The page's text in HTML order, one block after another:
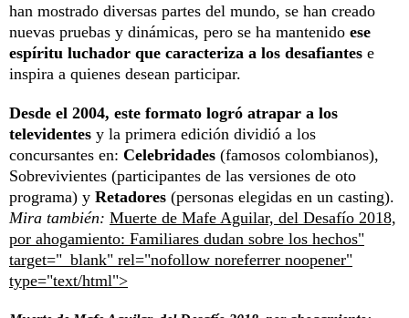
han mostrado diversas partes del mundo, se han creado
nuevas pruebas y dinámicas, pero se ha mantenido ese
espíritu luchador que caracteriza a los desafiantes e
inspira a quienes desean participar.
Desde el 2004, este formato logró atrapar a los
televidentes y la primera edición dividió a los
concursantes en: Celebridades (famosos colombianos),
Sobrevivientes (participantes de las versiones de oto
programa) y Retadores (personas elegidas en un casting).
Mira también: Muerte de Mafe Aguilar, del Desafío 2018,
por ahogamiento: Familiares dudan sobre los hechos"
target="_blank" rel="nofollow noreferrer noopener"
type="text/html">